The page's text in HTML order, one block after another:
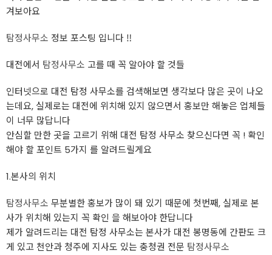
겨보아요
탐정사무소 정보 포스팅 입니다 ‼
대전에서 탐정사무소 고를 때 꼭 알아야 할 것들
인터넷으로 대전 탐정 사무소를 검색해보면 생각보다 많은 곳이 나오
는데요, 실제로는 대전에 위치해 있지 않으면서 홍보만 해놓은 업체들
이 너무 많답니다
안심할 만한 곳을 고르기 위해 대전 탐정 사무소 찾으신다면 꼭 ! 확인
해야 할 포인트 5가지 를 알려드릴게요
1.본사의 위치
탐정사무소 무분별한 홍보가 많이 돼 있기 때문에 첫번째, 실제로 본
사가 위치해 있는지 꼭 확인 을 해보아야 한답니다
제가 알려드리는 대전 탐정 사무소는 본사가 대전 봉명동에 간판도 크
게 있고 천안과 청주에 지사도 있는 충청권 전문 탐정사무소